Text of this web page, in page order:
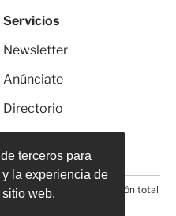
terceros para
la experiencia de
web.
Servicios
Newsletter
Anúnciate
Directorio
Prohibida la reproducción total
medio electrónico*